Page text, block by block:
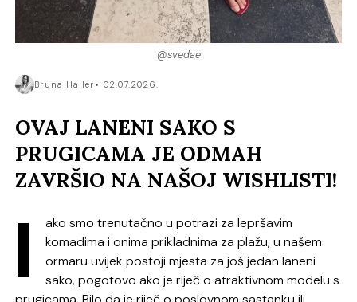
@svedae
Bruna Haller 02.07.2026.
OVAJ LANENI SAKO S
PRUGICAMA JE ODMAH
ZAVRŠIO NA NAŠOJ WISHLISTI!
I
ako smo trenutačno u potrazi za lepršavim
komadima i onima prikladnima za plažu, u našem
ormaru uvijek postoji mjesta za još jedan laneni
sako, pogotovo ako je riječ o atraktivnom modelu s